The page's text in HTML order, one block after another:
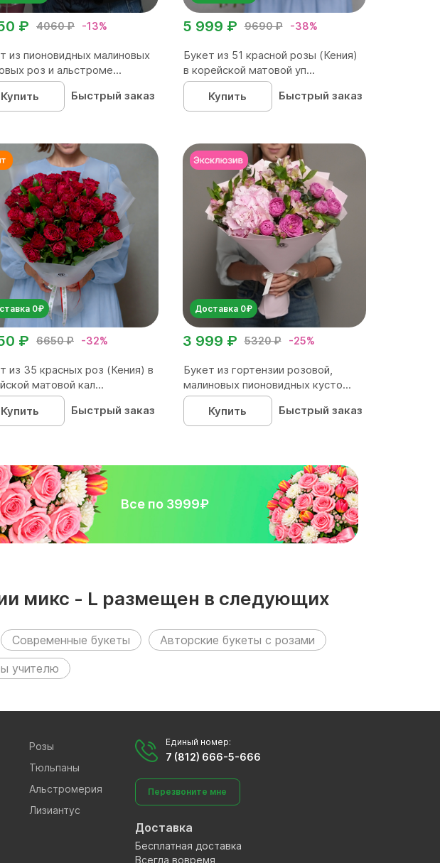
4060 ₽ -13%
₽
из пионовидных малиновых
роз и альстроме...
Купить
Быстрый заказ
9690 ₽ -38%
5 999 ₽
Букет из 51 красной розы (Кения)
в корейской матовой уп...
Купить
Быстрый заказ
0₽
6650 ₽ -32%
₽
из 35 красных роз (Кения) в
матовой кал...
Купить
Быстрый заказ
Доставка 0₽
5320 ₽ -25%
3 999 ₽
Букет из гортензии розовой,
малиновых пионовидных кусто...
Купить
Быстрый заказ
Все по 3999₽
микс - L размещен в следующих
Современные букеты
Авторские букеты с розами
учителю
Розы
Тюльпаны
Альстромерия
Лизиантус
Единый номер:
7 (812) 666-5-666
Перезвоните мне
Доставка
Бесплатная доставка
Всегда вовремя